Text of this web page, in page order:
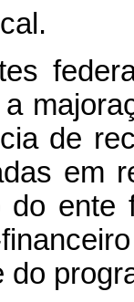
de
em
ente
do